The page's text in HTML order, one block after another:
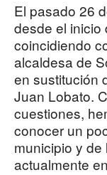
El pasado 26
desde el inicio
coincidiendo
alcaldesa de
en sustitución
Juan Lobato.
cuestiones,
conocer un
municipio y
actualmente